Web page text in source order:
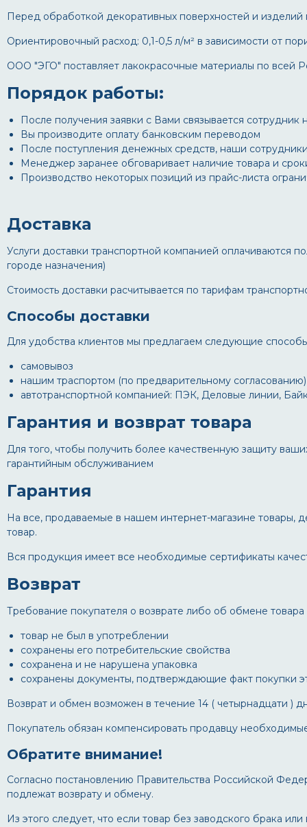
Перед обработкой декоративных поверхностей и
Ориентировочный расход: 0,1-0,5 л/м² в зависимости от
ООО "ЭГО" поставляет лакокрасочные материалы по всей
Порядок работы:
После получения заявки с Вами связывается сотрудник
Вы производите оплату банковским переводом
После поступления денежных средств, наши
Менеджер заранее обговаривает наличие товара и
Производство некоторых позиций из прайс-листа
Доставка
Услуги доставки транспортной компанией оплачиваются
городе назначения)
Стоимость доставки расчитывается по тарифам
Способы доставки
Для удобства клиентов мы предлагаем следующие способы
самовывоз
нашим траспортом (по предварительному согласованию)
автотранспортной компанией: ПЭК, Деловые линии,
Гарантия и возврат товара
Для того, чтобы получить более качественную защиту
гарантийным обслуживанием
Гарантия
На все, продаваемые в нашем интернет-магазине товары,
товар.
Вся продукция имеет все необходимые сертификаты
Возврат
Требование покупателя о возврате либо об обмене
товар не был в употреблении
сохранены его потребительские свойства
сохранена и не нарушена упаковка
сохранены документы, подтверждающие факт покупки
Возврат и обмен возможен в течение 14 ( четырнадцати )
Покупатель обязан компенсировать продавцу
Обратите внимание!
Согласно постановлению Правительства Российской
подлежат возврату и обмену.
Из этого следует, что если товар без заводского брака